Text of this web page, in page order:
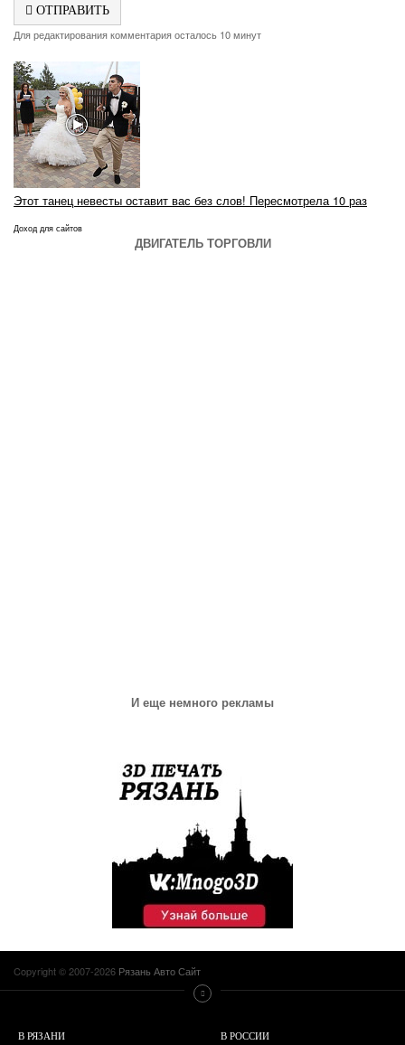
ОТПРАВИТЬ
Для редактирования комментария осталось 10 минут
Этот танец невесты оставит вас без слов! Пересмотрела 10 раз
Доход для сайтов
ДВИГАТЕЛЬ ТОРГОВЛИ
И еще немного рекламы
Copyright © 2007-2026 Рязань Авто Сайт
В РЯЗАНИ В РОССИИ